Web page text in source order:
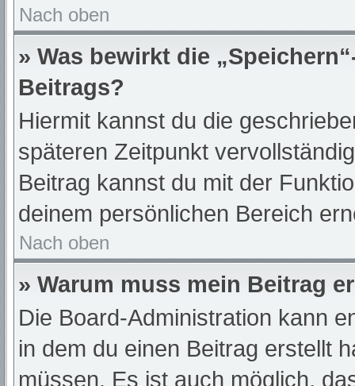
Nach oben
» Was bewirkt die
Beitrags?
Hiermit kannst du die
späteren Zeitpunkt
Beitrag kannst du mit der
deinem persönlichen Bereich
Nach oben
» Warum muss mein Beitrag
Die Board-Administration kann
in dem du einen Beitrag erstellt
müssen. Es ist auch möglich,